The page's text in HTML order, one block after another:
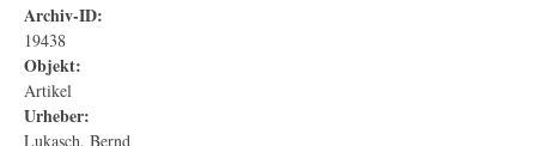
Archiv-ID:
19438
Objekt:
Artikel
Urheber:
Lukasch, Bernd